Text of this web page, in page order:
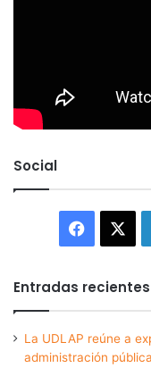
Social
Entradas recientes
La UDLAP reúne a
administración